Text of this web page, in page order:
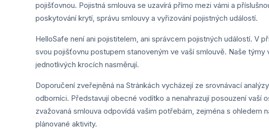
pojišťovnou. Pojistná smlouva se uzavírá přímo mezi vámi a
poskytování krytí, správu smlouvy a vyřizování pojistných událostí.
HelloSafe není ani pojistitelem, ani správcem pojistných událostí. V
svou pojišťovnu postupem stanoveným ve vaší smlouvě. Naše
jednotlivých krocích nasměrují.
Doporučení zveřejněná na Stránkách vycházejí ze srovnávací
odborníci. Představují obecné vodítko a nenahrazují posouzení vaší
zvažovaná smlouva odpovídá vašim potřebám, zejména s ohledem
plánované aktivity.